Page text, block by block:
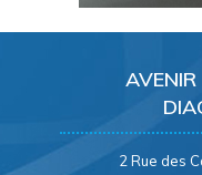
2 Rue des